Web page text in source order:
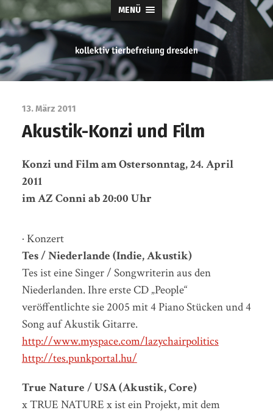
MENÜ
tierbefreiung
13. März 2011
Akustik-Konzi und Film
Konzi und Film am Ostersonntag, 24. April
2011
im AZ Conni ab 20:00 Uhr
· Konzert
Tes / Niederlande (Indie, Akustik)
Tes ist eine Singer / Songwriterin aus den
Niederlanden. Ihre erste CD „People“
veröffentlichte sie 2005 mit 4 Piano Stücken und 4
Song auf Akustik Gitarre.
http://www.myspace.com/lazychairpolitics
http://tes.punkportal.hu/
True Nature / USA (Akustik, Core)
x TRUE NATURE x ist ein Projekt, mit dem